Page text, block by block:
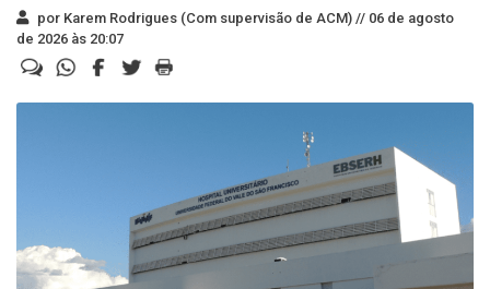
por Karem Rodrigues (Com supervisão de ACM) // 06 de agosto
de 2026 às 20:07